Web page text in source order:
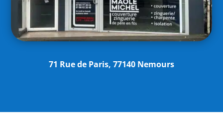
71 Rue de Paris, 77140 Nemours